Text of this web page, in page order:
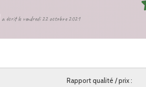
a écrit le vendredi 22 octobre 2021
Rapport qualité / prix :